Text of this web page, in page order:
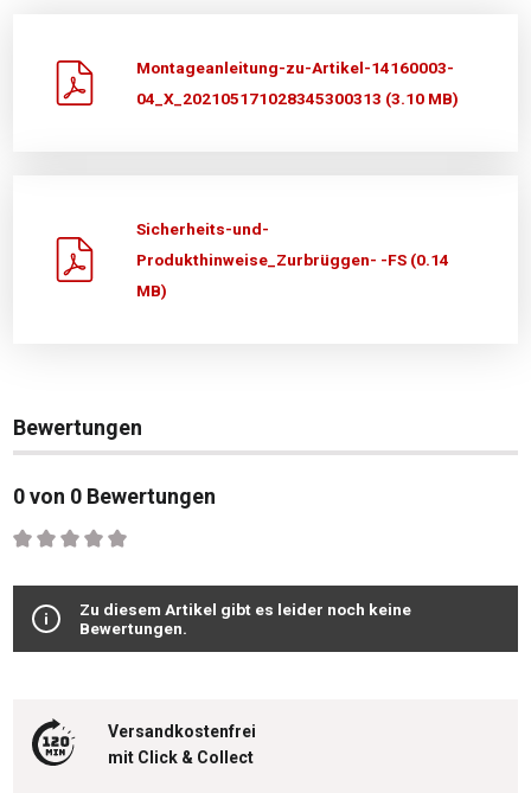
Montageanleitung-zu-Artikel-14160003-
04_X_202105171028345300313 (3.10 MB)
Sicherheits-und-
Produkthinweise_Zurbrüggen- -FS (0.14
MB)
Bewertungen
0 von 0 Bewertungen
Durchschnittliche Bewertung von 0 von 5 Sternen
Zu diesem Artikel gibt es leider noch keine
Bewertungen.
Versandkostenfrei
mit Click & Collect